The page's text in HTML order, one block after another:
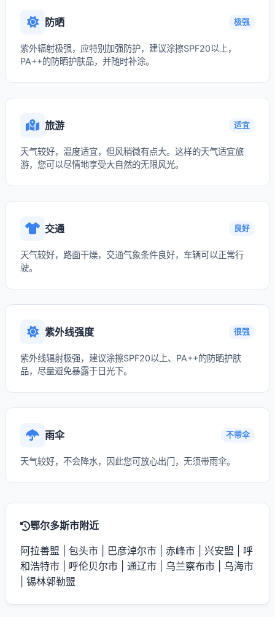
防晒 极强
紫外辐射极强，应特别加强防护，建议涂擦SPF20以上，
PA++的防晒护肤品，并随时补涂。
旅游 适宜
天气较好，温度适宜，但风稍微有点大。这样的天气适宜旅
游，您可以尽情地享受大自然的无限风光。
交通 良好
天气较好，路面干燥，交通气象条件良好，车辆可以正常行
驶。
紫外线强度 很强
紫外线辐射极强，建议涂擦SPF20以上、PA++的防晒护肤
品，尽量避免暴露于日光下。
雨伞 不带伞
天气较好，不会降水，因此您可放心出门，无须带雨伞。
鄂尔多斯市附近
阿拉善盟 包头市 巴彦淖尔市 赤峰市 兴安盟
呼
和浩特市
呼伦贝尔市 通辽市 乌兰察布市
乌海市
锡林郭勒盟